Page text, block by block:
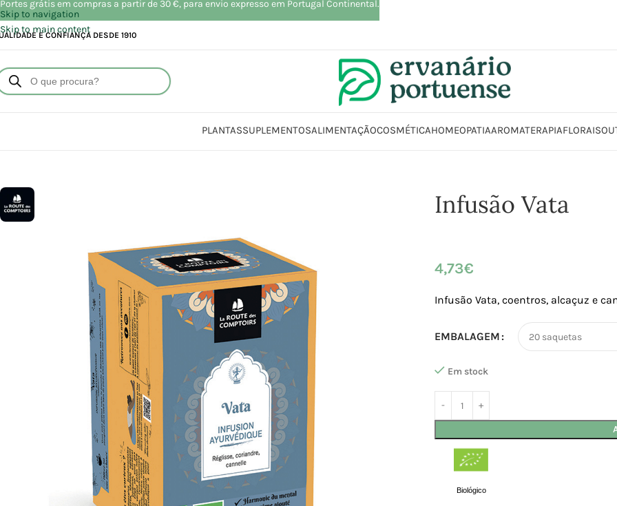
Skip to navigation
Skip to main content
E CONFIANÇA DESDE 1910
PLANTASSUPLEMENTOSALIMENTAÇÃOCOSMÉTICAHOMEOPATIAAROMATERAPIAFLORAIS
Infusão Vata
4,73€
Infusão Vata, coentros, alcaçuz e
EMBALAGEM
Em stock
Biológico
Portes grátis em compras a partir de 30 €, para envio expresso em Portugal Continental.